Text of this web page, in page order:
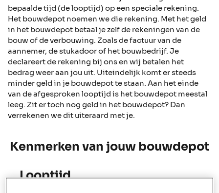
bepaalde tijd (de looptijd) op een speciale rekening.
Het bouwdepot noemen we die rekening. Met het geld
in het bouwdepot betaal je zelf de rekeningen van de
bouw of de verbouwing. Zoals de factuur van de
aannemer, de stukadoor of het bouwbedrijf. Je
declareert de rekening bij ons en wij betalen het
bedrag weer aan jou uit. Uiteindelijk komt er steeds
minder geld in je bouwdepot te staan. Aan het einde
van de afgesproken looptijd is het bouwdepot meestal
leeg. Zit er toch nog geld in het bouwdepot? Dan
verrekenen we dit uiteraard met je.
Kenmerken van jouw bouwdepot
Looptijd